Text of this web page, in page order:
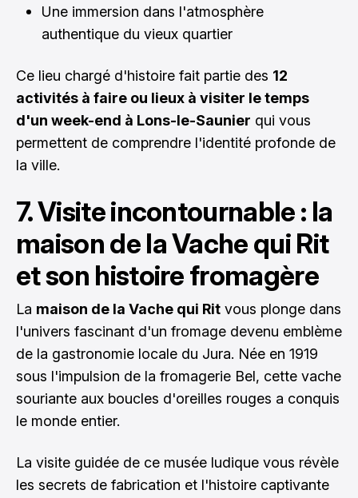
Une immersion dans l'atmosphère
authentique du vieux quartier
Ce lieu chargé d'histoire fait partie des 12
activités à faire ou lieux à visiter le temps
d'un week-end à Lons-le-Saunier qui vous
permettent de comprendre l'identité profonde de
la ville.
7. Visite incontournable : la
maison de la Vache qui Rit
et son histoire fromagère
La maison de la Vache qui Rit vous plonge dans
l'univers fascinant d'un fromage devenu emblème
de la gastronomie locale du Jura. Née en 1919
sous l'impulsion de la fromagerie Bel, cette vache
souriante aux boucles d'oreilles rouges a conquis
le monde entier.
La visite guidée de ce musée ludique vous révèle
les secrets de fabrication et l'histoire captivante